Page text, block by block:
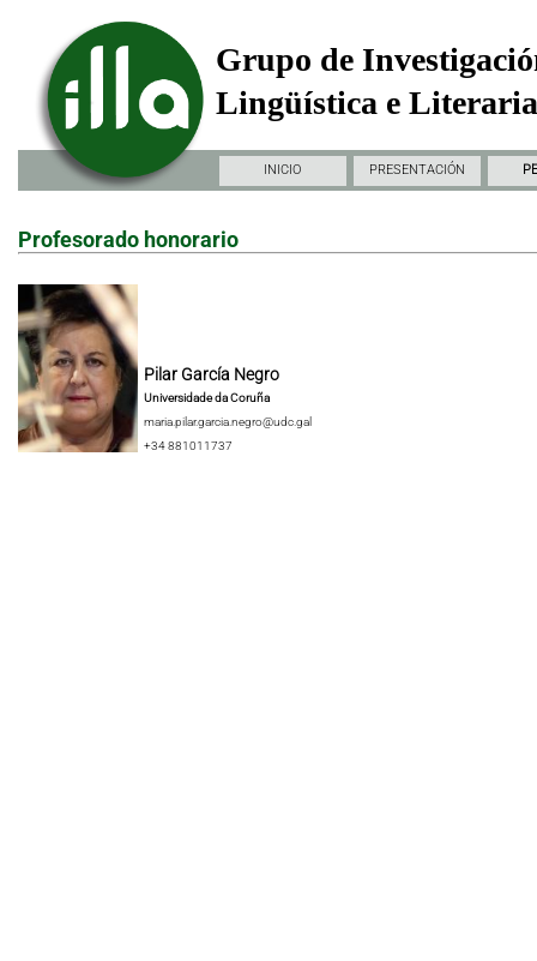
Grupo de
Lingüística e
INICIO PRESENTACIÓN
Profesorado honorario
Pilar García Negro
Universidade da Coruña
maria.pilar.garcia.negro@udc.gal
+34 881011737